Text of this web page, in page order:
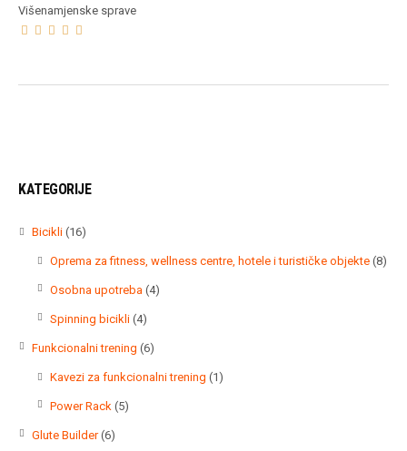
Višenamjenske sprave
KATEGORIJE
Bicikli 1616
Oprema za fitness, wellness centre, hotele i turističke objekte 88
Osobna upotreba 44
Spinning bicikli 44
Funkcionalni trening 66
Kavezi za funkcionalni trening 11
Power Rack 55
Glute Builder 66